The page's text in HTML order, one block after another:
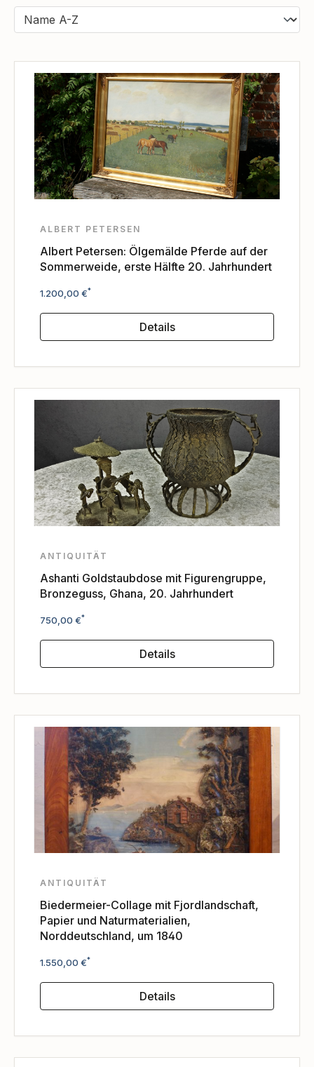
ALBERT PETERSEN
Albert Petersen: Ölgemälde Pferde auf der
Sommerweide, erste Hälfte 20. Jahrhundert
Regulärer Preis:
1.200,00 €*
Details
ANTIQUITÄT
Ashanti Goldstaubdose mit Figurengruppe,
Bronzeguss, Ghana, 20. Jahrhundert
Regulärer Preis:
750,00 €*
Details
ANTIQUITÄT
Biedermeier-Collage mit Fjordlandschaft,
Papier und Naturmaterialien,
Norddeutschland, um 1840
Regulärer Preis:
1.550,00 €*
Details